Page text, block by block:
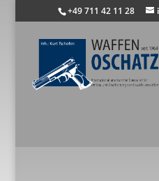
+49 711 42 11 28